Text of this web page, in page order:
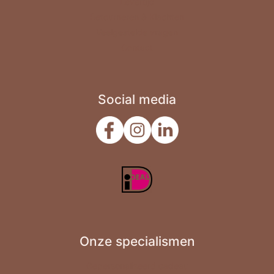
Social media
Onze specialismen